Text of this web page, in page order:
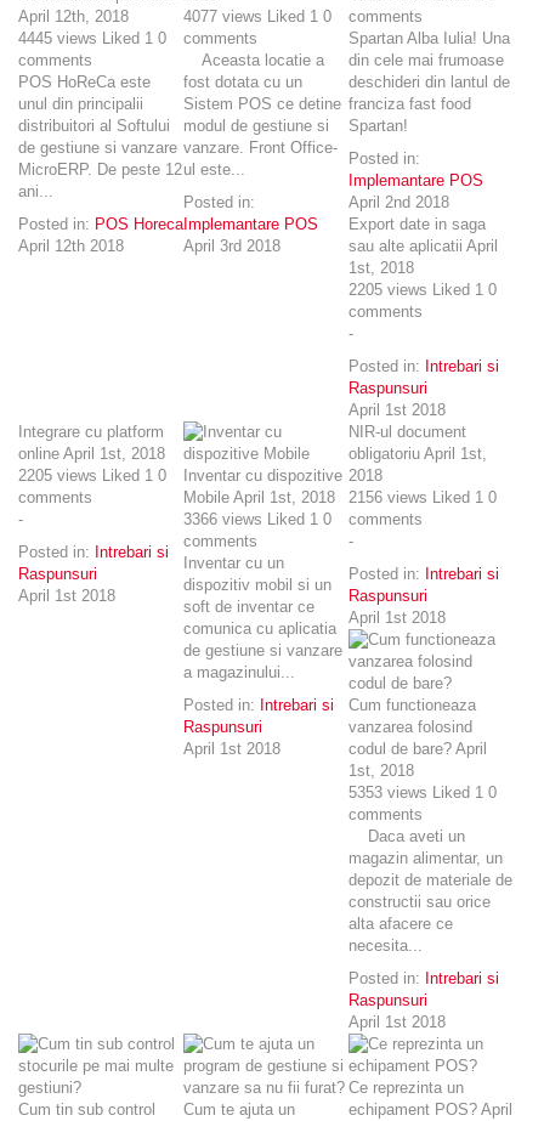
April 12th, 2018
4445 views Liked 1 0
comments
POS HoReCa este
unul din principalii
distribuitori al Softului
de gestiune si vanzare
MicroERP. De peste 12
ani...
Posted in: POS Horeca
April 12th 2018
4077 views Liked 1 0
comments
Aceasta locatie a
fost dotata cu un
Sistem POS ce detine
modul de gestiune si
vanzare. Front Office-
ul este...
Posted in:
Implemantare POS
April 3rd 2018
comments
Spartan Alba Iulia! Una
din cele mai frumoase
deschideri din lantul de
franciza fast food
Spartan!
Posted in:
Implemantare POS
April 2nd 2018
Export date in saga
sau alte aplicatii April
1st, 2018
2205 views Liked 1 0
comments
-
Posted in: Intrebari si
Raspunsuri
April 1st 2018
Integrare cu platform
online April 1st, 2018
2205 views Liked 1 0
comments
-
Posted in: Intrebari si
Raspunsuri
April 1st 2018
Inventar cu dispozitive
Mobile April 1st, 2018
3366 views Liked 1 0
comments
Inventar cu un
dispozitiv mobil si un
soft de inventar ce
comunica cu aplicatia
de gestiune si vanzare
a magazinului...
Posted in: Intrebari si
Raspunsuri
April 1st 2018
NIR-ul document
obligatoriu April 1st,
2018
2156 views Liked 1 0
comments
-
Posted in: Intrebari si
Raspunsuri
April 1st 2018
Cum functioneaza
vanzarea folosind
codul de bare? April
1st, 2018
5353 views Liked 1 0
comments
Daca aveti un
magazin alimentar, un
depozit de materiale de
constructii sau orice
alta afacere ce
necesita...
Posted in: Intrebari si
Raspunsuri
April 1st 2018
Cum tin sub control
Cum te ajuta un
Ce reprezinta un
echipament POS? April